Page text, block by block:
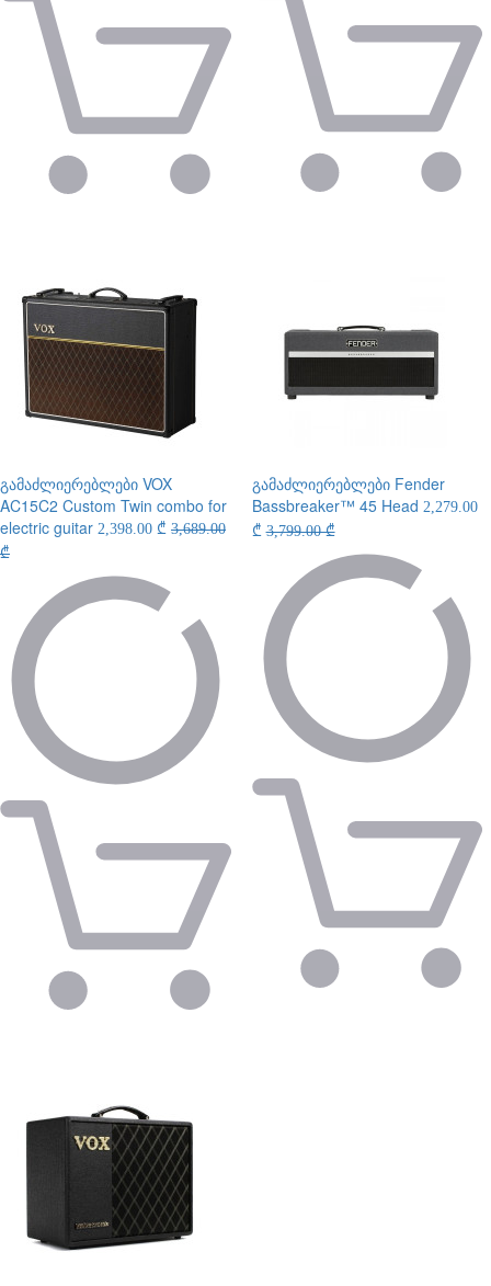
გამაძლიერებლები VOX
AC15C2 Custom Twin combo for
electric guitar 2,398.00 ₾ 3,689.00
₾
გამაძლიერებლები Fender
Bassbreaker™ 45 Head 2,279.00
₾3,799.00 ₾